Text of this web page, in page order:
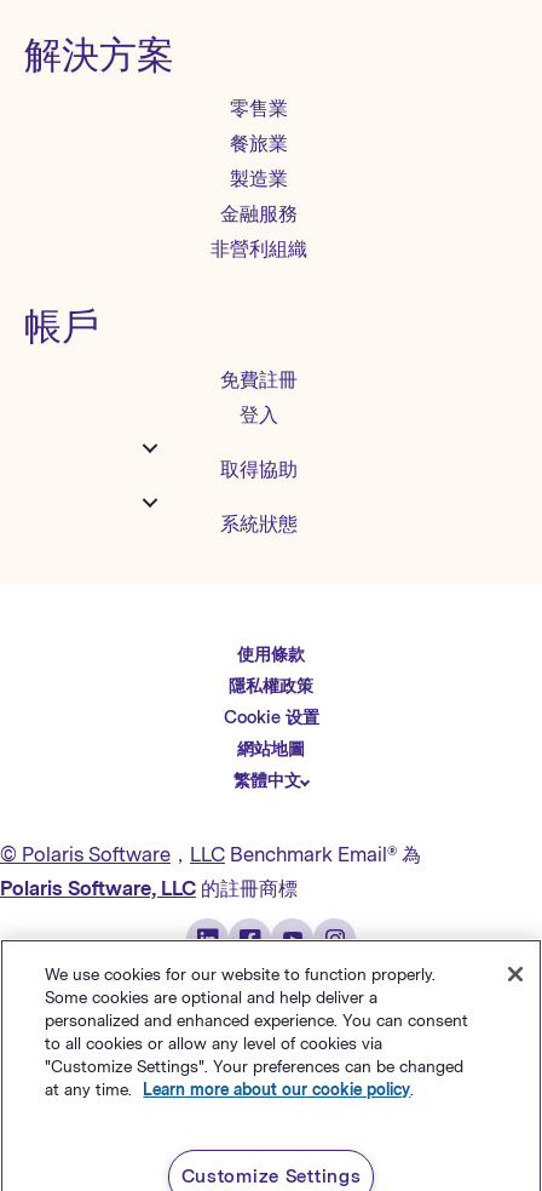
解決方案
零售業
餐旅業
製造業
金融服務
非營利組織
帳戶
免費註冊
登入
取得協助
系統狀態
使用條款
隱私權政策
Cookie 设置
網站地圖
繁體中文
English
Español
Deutsch
简体中文
Português (BR)
© Polaris Software ， LLC Benchmark Email® 為
Polaris Software, LLC 的註冊商標
We use cookies for our website to function properly.
Some cookies are optional and help deliver a
personalized and enhanced experience. You can consent
to all cookies or allow any level of cookies via
"Customize Settings". Your preferences can be changed
at any time.
Learn more about our cookie policy.
Customize Settings